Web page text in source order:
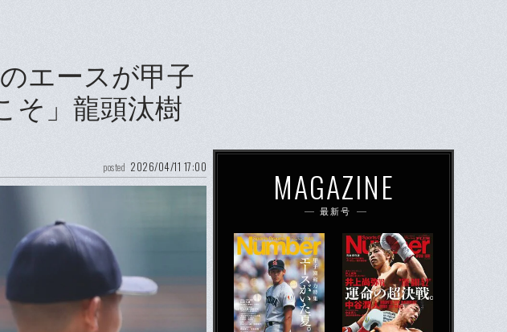
エースが甲子
そ」龍頭汰樹
posted 2026/04/11 17:00 MAGAZINE
最新号